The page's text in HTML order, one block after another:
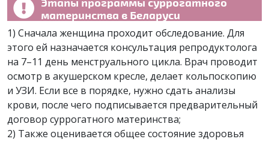
материнства в Беларуси
1) Сначала женщина проходит обследование. Для
этого ей назначается консультация репродуктолога
на 7–11 день менструального цикла. Врач проводит
осмотр в акушерском кресле, делает кольпоскопию
и УЗИ. Если все в порядке, нужно сдать анализы
крови, после чего подписывается предварительный
договор суррогатного материнства;
2) Также оценивается общее состояние здоровья